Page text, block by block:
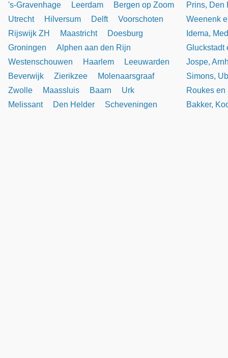
's-Gravenhage
Leerdam
Bergen op Zoom
Utrecht
Hilversum Delft
Voorschoten
Rijswijk ZH
Maastricht
Doesburg
Groningen
Alphen aan den Rijn
Westenschouwen
Haarlem
Leeuwarden
Beverwijk
Zierikzee
Molenaarsgraaf
Zwolle
Maassluis Baarn
Urk
Melissant
Den Helder
Scheveningen
Prins, Den
Weenenk
Idema,
Gluckstadt
Jospe,
Simons,
Roukes en
Bakker,